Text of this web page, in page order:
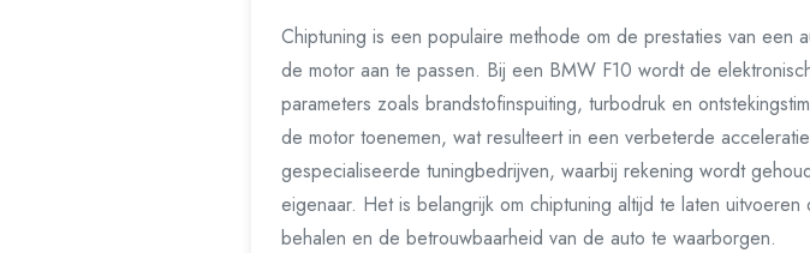
Chiptuning is een populaire methode om de prestaties van
de motor aan te passen. Bij een BMW F10 wordt de
parameters zoals brandstofinspuiting, turbodruk en
de motor toenemen, wat resulteert in een verbeterde
gespecialiseerde tuningbedrijven, waarbij rekening wordt
eigenaar. Het is belangrijk om chiptuning altijd te laten
behalen en de betrouwbaarheid van de auto te waarborgen.